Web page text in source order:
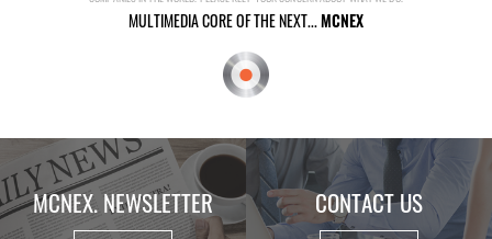
MULTIMEDIA CORE OF THE NEXT...MCNEX
MCNEX. NEWSLETTER CONTACT US